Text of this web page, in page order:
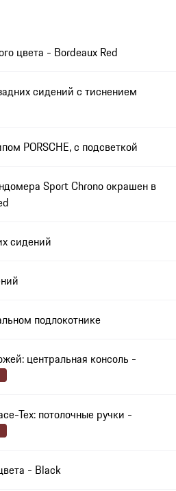
цвета - Bordeaux Red
сидений с тиснением
PORSCHE, с подсветкой
Sport Chrono окрашен в
сидений
подлокотнике
центральная консоль -
Tex: потолочные ручки -
- Black